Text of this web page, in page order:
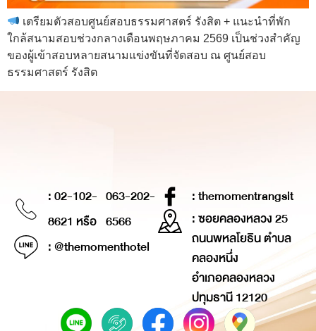
เตรียมตัวสอบศูนย์สอบธรรมศาสตร์ รังสิต + แนะนำที่พัก
ใกล้สนามสอบช่วงกลางเดือนพฤษภาคม 2569 เป็นช่วงสำคัญ
ของผู้เข้าสอบหลายสนามแข่งขันที่จัดสอบ ณ ศูนย์สอบ
ธรรมศาสตร์ รังสิต
: 02-102-
8621 หรือ
063-202-
6566
: @themomenthotel
: themomentrangsit
: ซอยคลองหลวง 25
ถนนพหลโยธิน ตำบล
คลองหนึ่ง
อำเภอคลองหลวง
ปทุมธานี 12120